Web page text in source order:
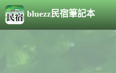
bluezz民宿筆記本